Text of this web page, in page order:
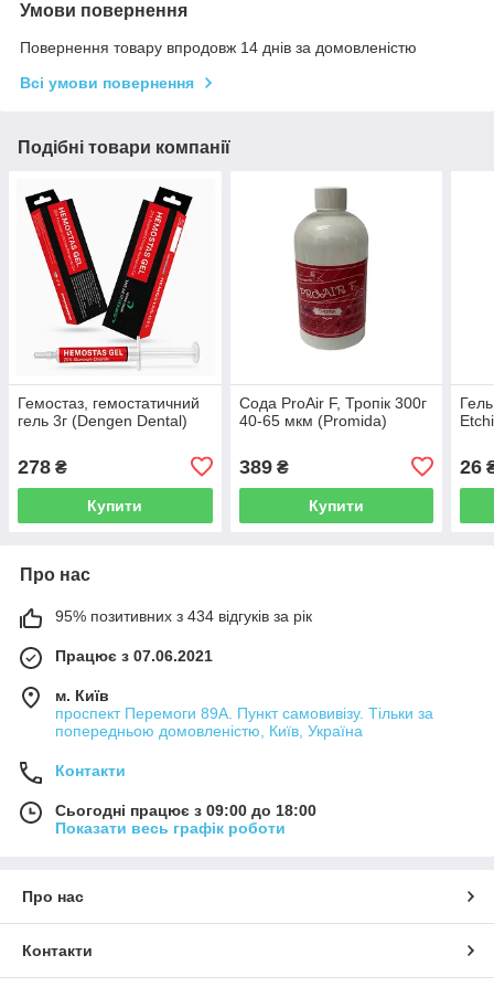
Умови повернення
Повернення товару впродовж 14 днів за домовленістю
Всі умови повернення
Подібні товари компанії
Гемостаз, гемостатичний
гель 3г (Dengen Dental)
278 ₴
Купити
Сода ProAir F, Тропік 300г
40-65 мкм (Promida)
389₴
Купити
26
Про нас
95% позитивних з 434 відгуків за рік
Працює з 07.06.2021
м. Київ
проспект Перемоги 89А. Пункт самовивізу. Тільки за
попередньою домовленістю, Київ, Україна
Контакти
Сьогодні працює з 09:00 до 18:00
Показати весь графік роботи
Про нас
Контакти